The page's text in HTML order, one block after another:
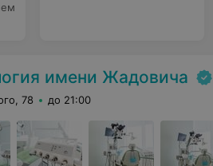
имени Жадовича
78 до 21:00